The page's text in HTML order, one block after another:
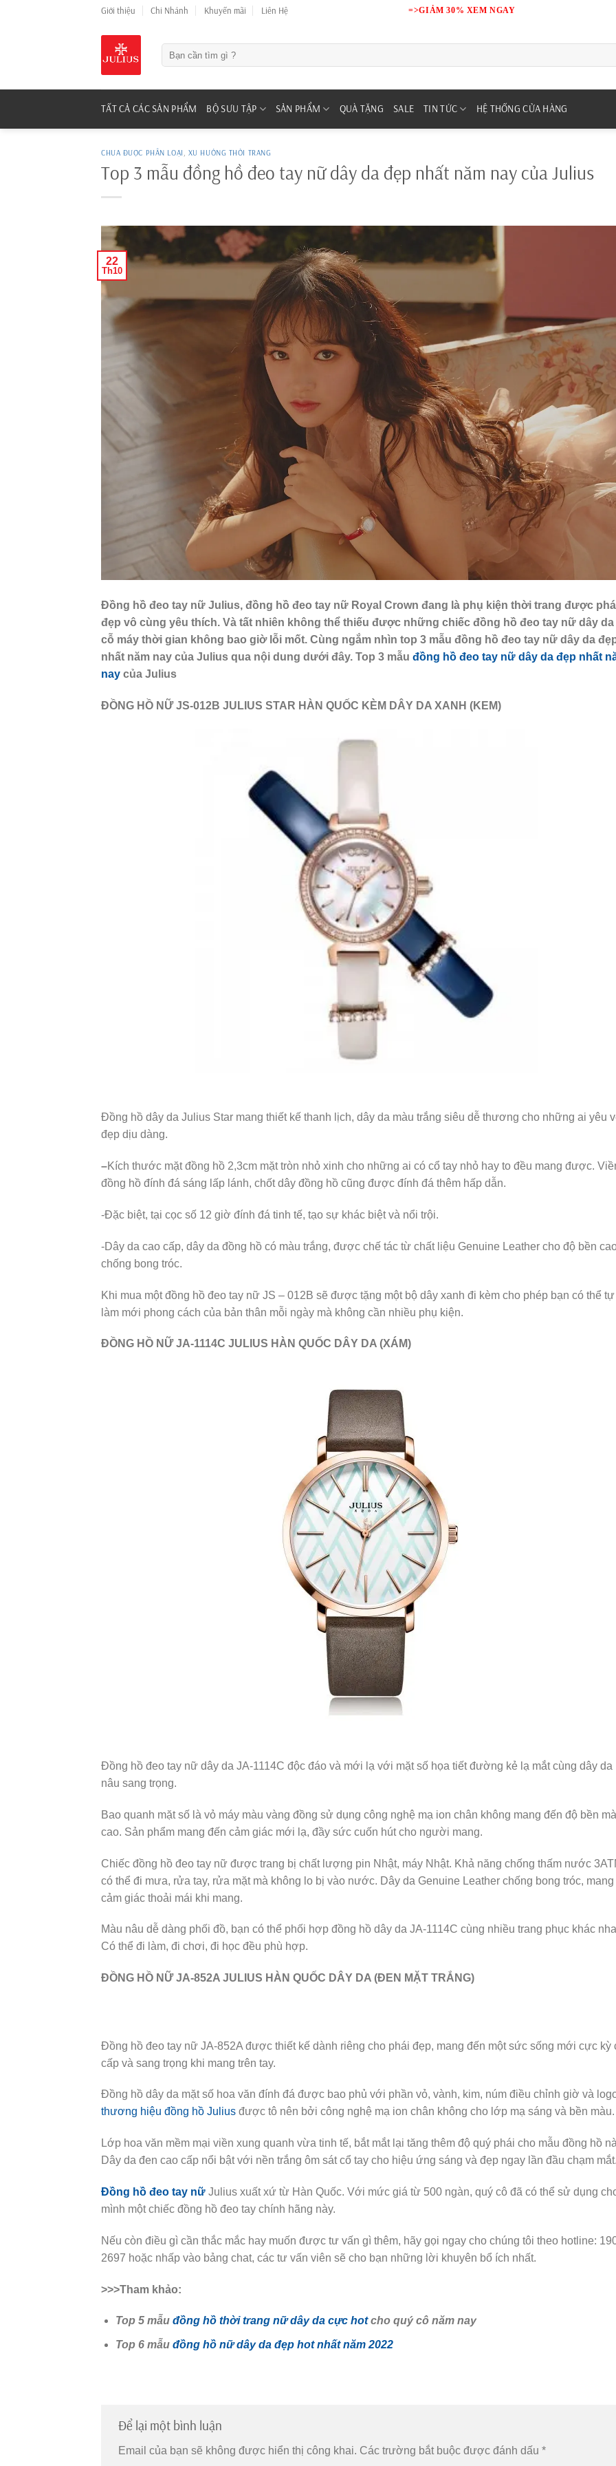
Giới thiệu Chi Nhánh Khuyến mãi Liên Hệ =>GIẢM 30% XEM NGAY
kiếm:
TẤT CẢ CÁC SẢN PHẨM BỘ SƯU TẬP SẢN PHẨM QUÀ TẶNG SALE TIN TỨC HỆ THỐNG CỬA HÀNG
CHƯA ĐƯỢC PHÂN LOẠI , XU HƯỚNG THỜI TRANG
Top 3 mẫu đồng hồ đeo tay nữ dây da đẹp nhất năm nay của Julius
22
Th10
Đồng hồ đeo tay nữ Julius, đồng hồ đeo tay nữ Royal Crown đang là phụ kiện thời trang được
đẹp vô cùng yêu thích. Và tất nhiên không thể thiếu được những chiếc đồng hồ đeo tay nữ dây da
cỗ máy thời gian không bao giờ lỗi mốt. Cùng ngắm nhìn top 3 mẫu đồng hồ đeo tay nữ dây da
nhất năm nay của Julius qua nội dung dưới đây. Top 3 mẫu đồng hồ đeo tay nữ dây da đẹp nhất
nay của Julius
ĐỒNG HỒ NỮ JS-012B JULIUS STAR HÀN QUỐC KÈM DÂY DA XANH (KEM)
Đồng hồ dây da Julius Star mang thiết kế thanh lịch, dây da màu trắng siêu dễ thương cho những ai yêu
đẹp dịu dàng.
–Kích thước mặt đồng hồ 2,3cm mặt tròn nhỏ xinh cho những ai có cổ tay nhỏ hay to đều mang được.
đồng hồ đính đá sáng lấp lánh, chốt dây đồng hồ cũng được đính đá thêm hấp dẫn.
-Đặc biệt, tại cọc số 12 giờ đính đá tinh tế, tạo sự khác biệt và nổi trội.
-Dây da cao cấp, dây da đồng hồ có màu trắng, được chế tác từ chất liệu Genuine Leather cho độ bền
chống bong tróc.
Khi mua một đồng hồ đeo tay nữ JS – 012B sẽ được tặng một bộ dây xanh đi kèm cho phép bạn có thể tự
làm mới phong cách của bản thân mỗi ngày mà không cần nhiều phụ kiện.
ĐỒNG HỒ NỮ JA-1114C JULIUS HÀN QUỐC DÂY DA (XÁM)
Đồng hồ đeo tay nữ dây da JA-1114C độc đáo và mới lạ với mặt số họa tiết đường kẻ lạ mắt cùng dây da
nâu sang trọng.
Bao quanh mặt số là vỏ máy màu vàng đồng sử dụng công nghệ mạ ion chân không mang đến độ bền
cao. Sản phẩm mang đến cảm giác mới lạ, đầy sức cuốn hút cho người mang.
Chiếc đồng hồ đeo tay nữ được trang bị chất lượng pin Nhật, máy Nhật. Khả năng chống thấm nước
có thể đi mưa, rửa tay, rửa mặt mà không lo bị vào nước. Dây da Genuine Leather chống bong tróc,
cảm giác thoải mái khi mang.
Màu nâu dễ dàng phối đồ, bạn có thể phối hợp đồng hồ dây da JA-1114C cùng nhiều trang phục khác
Có thể đi làm, đi chơi, đi học đều phù hợp.
ĐỒNG HỒ NỮ JA-852A JULIUS HÀN QUỐC DÂY DA (ĐEN MẶT TRẮNG)
Đồng hồ đeo tay nữ JA-852A được thiết kế dành riêng cho phái đẹp, mang đến một sức sống mới cực kỳ
cấp và sang trọng khi mang trên tay.
Đồng hồ dây da mặt số hoa văn đính đá được bao phủ với phần vỏ, vành, kim, núm điều chỉnh giờ và
thương hiệu đồng hồ Julius được tô nên bởi công nghệ mạ ion chân không cho lớp mạ sáng và bền màu.
Lớp hoa văn mềm mại viền xung quanh vừa tinh tế, bắt mắt lại tăng thêm độ quý phái cho mẫu đồng hồ
Dây da đen cao cấp nổi bật với nền trắng ôm sát cổ tay cho hiệu ứng sáng và đẹp ngay lần đầu chạm
Đồng hồ đeo tay nữ Julius xuất xứ từ Hàn Quốc. Với mức giá từ 500 ngàn, quý cô đã có thể sử dụng
mình một chiếc đồng hồ đeo tay chính hãng này.
Nếu còn điều gì cần thắc mắc hay muốn được tư vấn gì thêm, hãy gọi ngay cho chúng tôi theo hotline:
2697 hoặc nhấp vào bảng chat, các tư vấn viên sẽ cho bạn những lời khuyên bổ ích nhất.
>>>Tham khảo:
Top 5 mẫu đồng hồ thời trang nữ dây da cực hotcho quý cô năm nay
Top 6 mẫu đồng hồ nữ dây da đẹp hot nhất năm 2022
Để lại một bình luận
Email của bạn sẽ không được hiển thị công khai. Các trường bắt buộc được đánh dấu *